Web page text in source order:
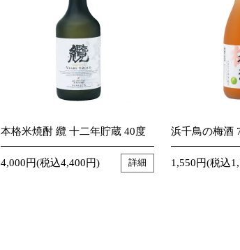
本格米焼酎 纜 十二年貯蔵 40度
4,000円(税込4,400円) 詳細
浜千鳥の梅酒
1,550円(税込